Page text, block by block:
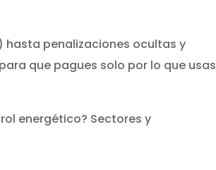
hasta penalizaciones ocultas y
que pagues solo por lo que usas
energético? Sectores y